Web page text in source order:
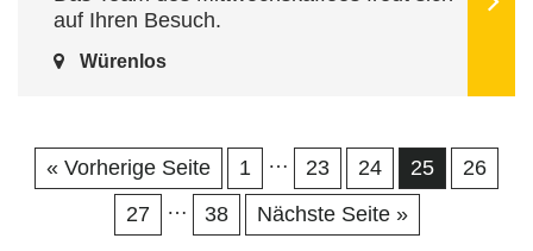
Würenlos
auf Ihren Besuch.
« Vorherige Seite 1 … 23 24 25
26
27
… 38 Nächste Seite »